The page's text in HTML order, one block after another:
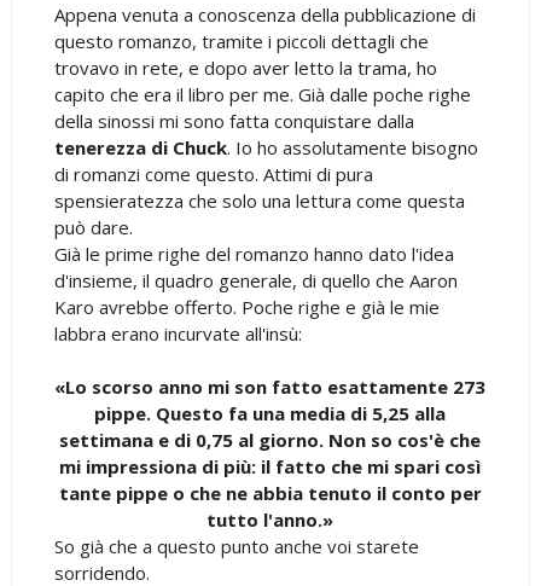
Appena venuta a conoscenza della pubblicazione di
questo romanzo, tramite i piccoli dettagli che
trovavo in rete, e dopo aver letto la trama, ho
capito che era il libro per me. Già dalle poche righe
della sinossi mi sono fatta conquistare dalla
tenerezza di Chuck. Io ho assolutamente bisogno
di romanzi come questo. Attimi di pura
spensieratezza che solo una lettura come questa
può dare.
Già le prime righe del romanzo hanno dato l'idea
d'insieme, il quadro generale, di quello che Aaron
Karo avrebbe offerto. Poche righe e già le mie
labbra erano incurvate all'insù:
«Lo scorso anno mi son fatto esattamente 273
pippe. Questo fa una media di 5,25 alla
settimana e di 0,75 al giorno. Non so cos'è che
mi impressiona di più: il fatto che mi spari così
tante pippe o che ne abbia tenuto il conto per
tutto l'anno.»
So già che a questo punto anche voi starete
sorridendo.